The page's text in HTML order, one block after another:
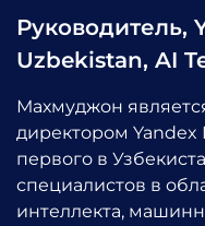
Руководитель,
Uzbekistan, AI
Махмуджон
директором Yandex
первого в
специалистов в
интеллекта,